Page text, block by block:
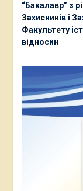
“Бакалавр” з
Захисників і
Факультету
відносин